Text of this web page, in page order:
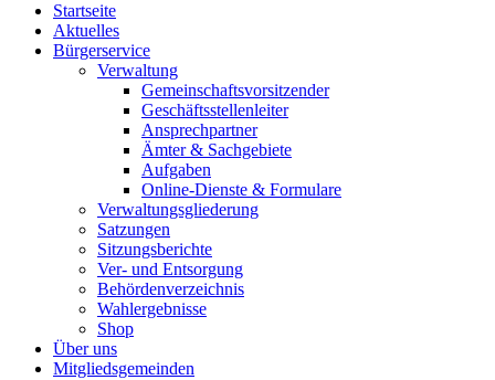
Startseite
Aktuelles
Bürgerservice
Verwaltung
Gemeinschaftsvorsitzender
Geschäftsstellenleiter
Ansprechpartner
Ämter & Sachgebiete
Aufgaben
Online-Dienste & Formulare
Verwaltungsgliederung
Satzungen
Sitzungsberichte
Ver- und Entsorgung
Behördenverzeichnis
Wahlergebnisse
Shop
Über uns
Mitgliedsgemeinden